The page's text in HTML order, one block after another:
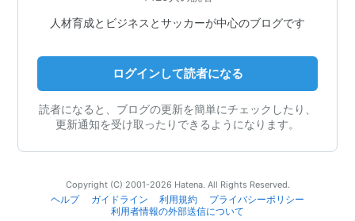
人材育成とビジネスとサッカーが中心のブログです
ログインして読者になる
読者になると、ブログの更新を簡単にチェックしたり、
更新通知を受け取ったりできるようになります。
Copyright (C) 2001-2026 Hatena. All Rights Reserved.
ヘルプ
ガイドライン 利用規約
プライバシーポリシー
利用者情報の外部送信について